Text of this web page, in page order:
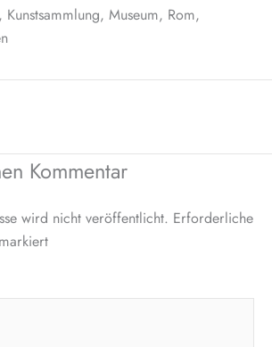
Museum, Rom,
Kommentar
wird nicht veröffentlicht. Erforderliche
markiert